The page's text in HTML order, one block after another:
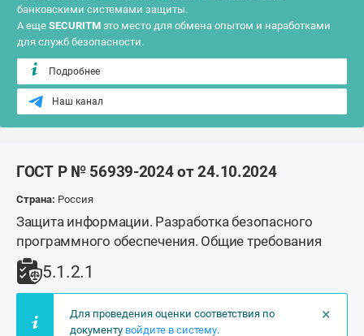
банковскими системами защиты.
А еще SECURITM это место для обмена опытом и наработками
для служб безопасности.
Подробнее
Наш канал
ГОСТ Р № 56939-2024 от 24.10.2024
Страна: Россия
Защита информации. Разработка безопасного
программного обеспечения. Общие требования
5.1.2.1
×
Для проведения оценки соответствия по
документу войдите в систему.